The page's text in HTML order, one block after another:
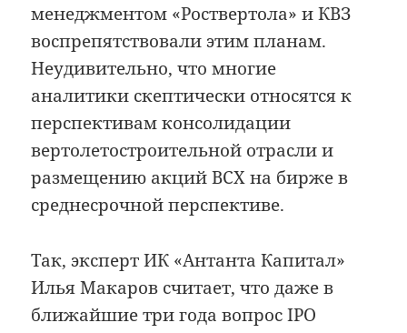
менеджментом «Роствертола» и КВЗ
воспрепятствовали этим планам.
Неудивительно, что многие
аналитики скептически относятся к
перспективам консолидации
вертолетостроительной отрасли и
размещению акций ВСХ на бирже в
среднесрочной перспективе.
Так, эксперт ИК «Антанта Капитал»
Илья Макаров считает, что даже в
ближайшие три года вопрос IPO